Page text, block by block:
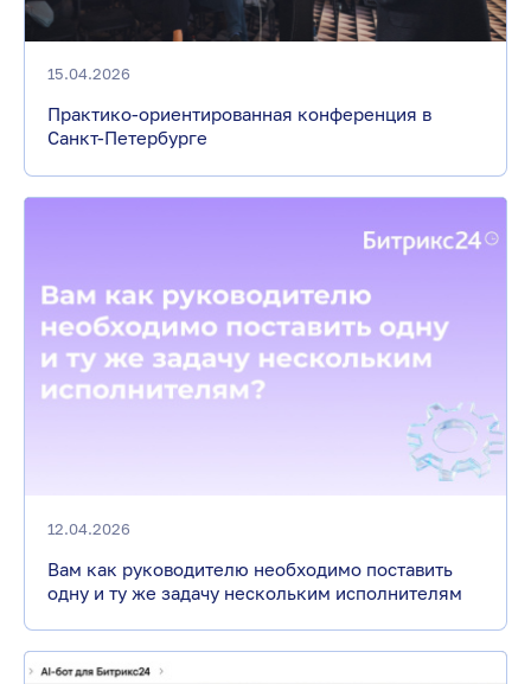
15.04.2026
Практико-ориентированная конференция в
Санкт-Петербурге
12.04.2026
Вам как руководителю необходимо поставить
одну и ту же задачу нескольким исполнителям